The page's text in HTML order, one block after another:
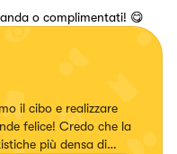
o complimentati! 😋
il cibo e realizzare
felice! Credo che la
più densa di